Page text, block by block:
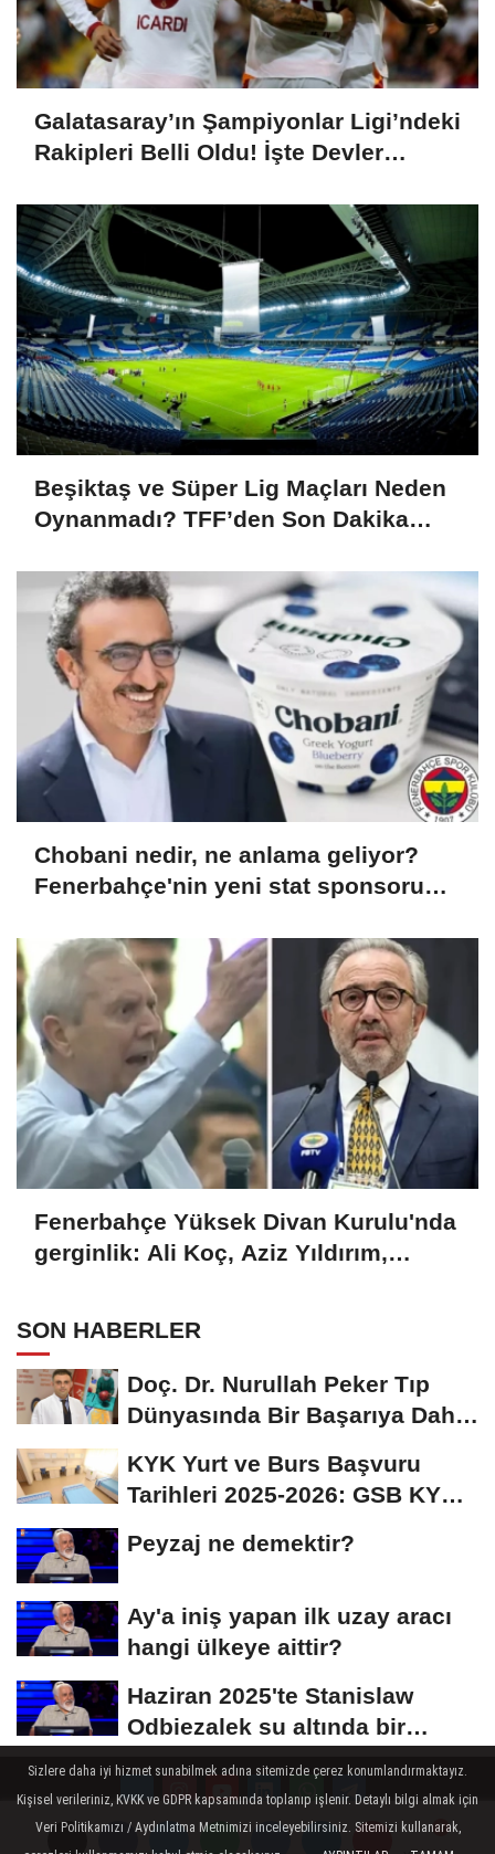
Galatasaray’ın Şampiyonlar Ligi’ndeki
Rakipleri Belli Oldu! İşte Devler
Beşiktaş ve Süper Lig Maçları Neden
Oynanmadı? TFF’den Son Dakika
Chobani nedir, ne anlama geliyor?
Fenerbahçe'nin yeni stat sponsoru
Fenerbahçe Yüksek Divan Kurulu'nda
gerginlik: Ali Koç, Aziz Yıldırım,
SON HABERLER
Doç. Dr. Nurullah Peker Tıp
Dünyasında Bir Başarıya Daha
KYK Yurt ve Burs Başvuru
Tarihleri 2025-2026: GSB KYK
Peyzaj ne demektir?
Ay'a iniş yapan ilk uzay aracı
hangi ülkeye aittir?
Haziran 2025'te Stanislaw
Odbiezalek su altında bir
İletişim Çerez Politikası
Sizlere daha iyi hizmet sunabilmek adına sitemizde çerez konumlandırmaktayız.
Kişisel verileriniz, KVKK ve GDPR kapsamında toplanıp işlenir. Detaylı bilgi almak için
Veri Politikamızı / Aydınlatma Metnimizi inceleyebilirsiniz. Sitemizi kullanarak,